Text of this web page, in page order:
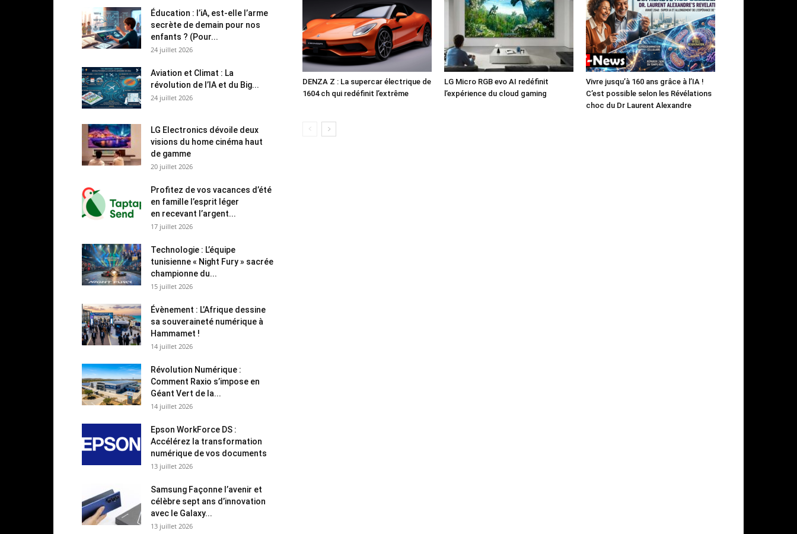
DENZA Z : La supercar électrique de
1604 ch qui redéfinit l’extrême
LG Micro RGB evo AI redéfinit
l’expérience du cloud gaming
Vivre jusqu’à 160 ans grâce à l’IA !
C’est possible selon les Révélations
choc du Dr Laurent Alexandre
Éducation : l’iA, est-elle l’arme
secrète de demain pour nos
enfants ? (Pour...
24 juillet 2026
Aviation et Climat : La
révolution de l’IA et du Big...
24 juillet 2026
LG Electronics dévoile deux
visions du home cinéma haut
de gamme
20 juillet 2026
Profitez de vos vacances d’été
en famille l’esprit léger
en recevant l’argent...
17 juillet 2026
Technologie : L’équipe
tunisienne « Night Fury » sacrée
championne du...
15 juillet 2026
Évènement : L’Afrique dessine
sa souveraineté numérique à
Hammamet !
14 juillet 2026
Révolution Numérique :
Comment Raxio s’impose en
Géant Vert de la...
14 juillet 2026
Epson WorkForce DS :
Accélérez la transformation
numérique de vos documents
13 juillet 2026
Samsung Façonne l’avenir et
célèbre sept ans d’innovation
avec le Galaxy...
13 juillet 2026